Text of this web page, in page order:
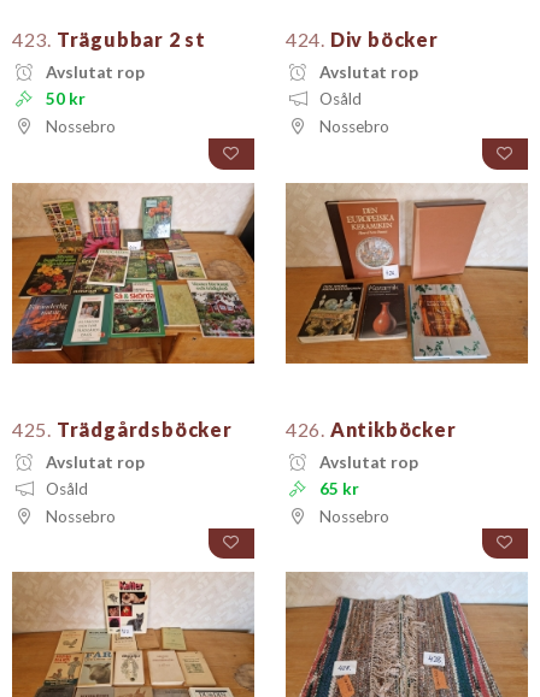
423. Trägubbar 2 st
Avslutat rop
50 kr
Nossebro
424. Div böcker
Avslutat rop
Osåld
Nossebro
425. Trädgårdsböcker
Avslutat rop
Osåld
Nossebro
426. Antikböcker
Avslutat rop
65 kr
Nossebro